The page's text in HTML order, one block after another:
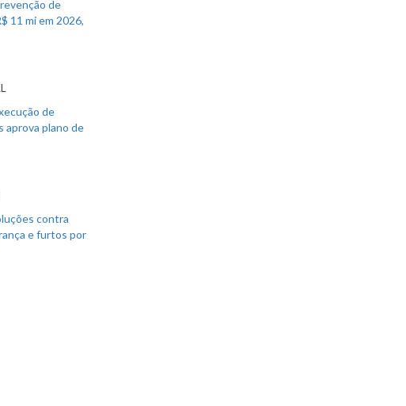
de
11 mi em 2026,
de
aprova plano de
contra
e furtos por